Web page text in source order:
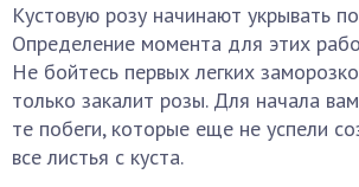
Кустовую розу начинают укрывать
Определение момента для этих
Не бойтесь первых легких
только закалит розы. Для начала
те побеги, которые еще не успели
все листья с куста.